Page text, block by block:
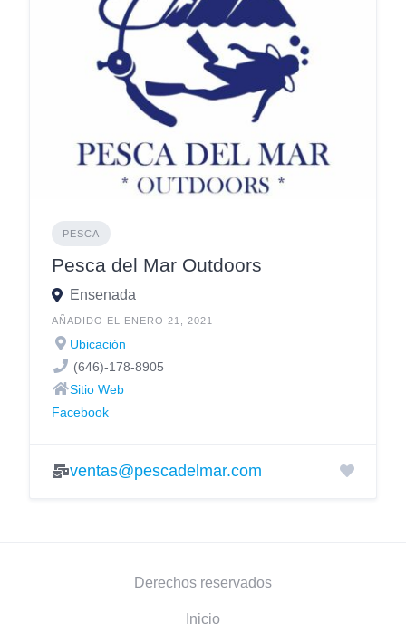
PESCA
Pesca del Mar Outdoors
Ensenada
AÑADIDO EL ENERO 21, 2021
Ubicación
(646)-178-8905
Sitio Web
Facebook
ventas@pescadelmar.com
Derechos reservados
Inicio